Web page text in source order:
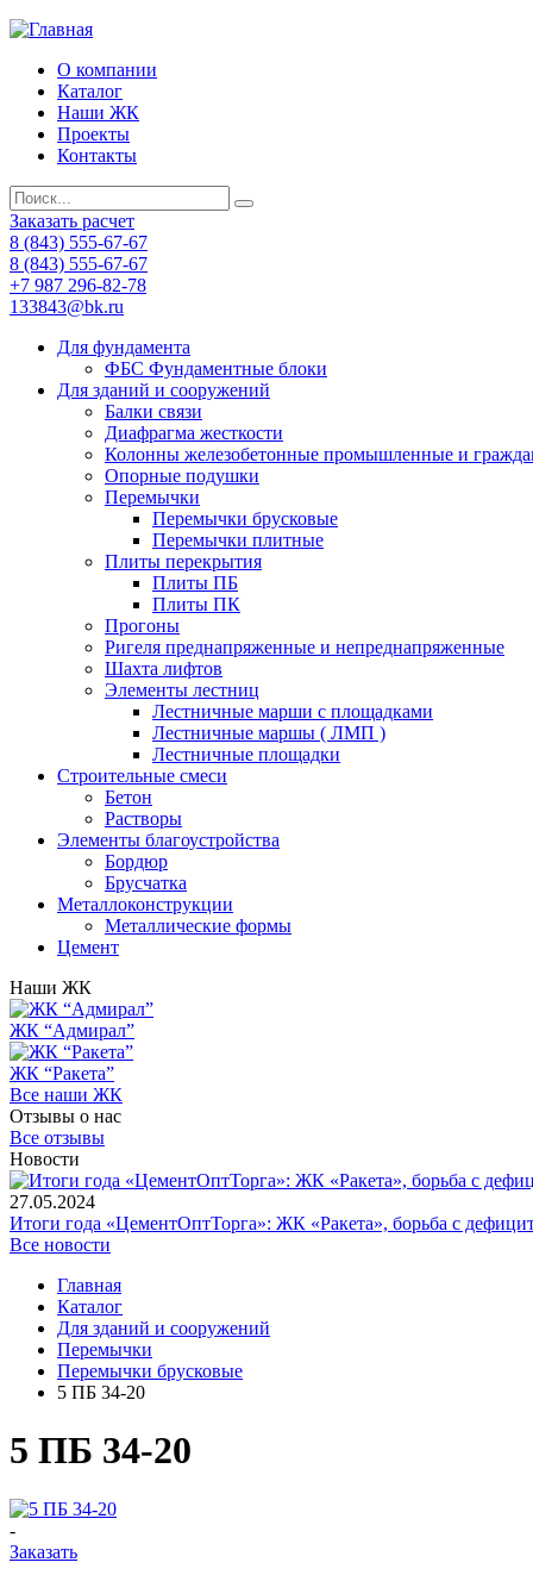
О компании
Каталог
Наши ЖК
Проекты
Контакты
Заказать расчет
8 (843) 555-67-67
8 (843) 555-67-67
+7 987 296-82-78
133843@bk.ru
Для фундамента
ФБС Фундаментные блоки
Для зданий и сооружений
Балки связи
Диафрагма жесткости
Колонны железобетонные промышленные и
Опорные подушки
Перемычки
Перемычки брусковые
Перемычки плитные
Плиты перекрытия
Плиты ПБ
Плиты ПК
Прогоны
Ригеля преднапряженные и непреднапряженные
Шахта лифтов
Элементы лестниц
Лестничные марши с площадками
Лестничные маршы ( ЛМП )
Лестничные площадки
Строительные смеси
Бетон
Растворы
Элементы благоустройства
Бордюр
Брусчатка
Металлоконструкции
Металлические формы
Цемент
Наши ЖК
ЖК “Адмирал”
ЖК “Ракета”
Все наши ЖК
Отзывы о нас
Все отзывы
Новости
27.05.2024
Итоги года «ЦементОптТорга»: ЖК «Ракета», борьба с
Все новости
Главная
Каталог
Для зданий и сооружений
Перемычки
Перемычки брусковые
5 ПБ 34-20
5 ПБ 34-20
-
Заказать